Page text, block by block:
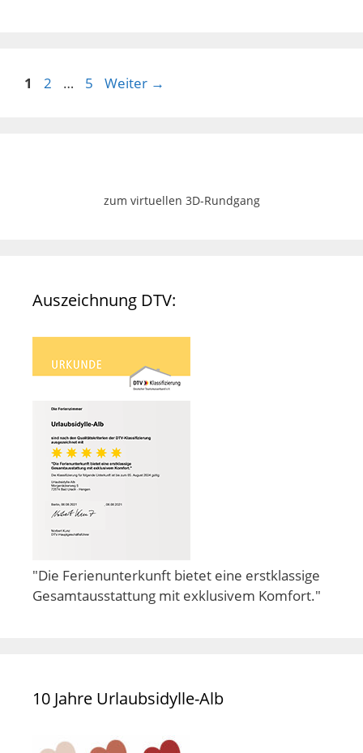
Seite
1 Seite
2 … Seite
5 Weiter →
zum virtuellen 3D-Rundgang
Auszeichnung DTV:
"Die Ferienunterkunft bietet eine erstklassige
Gesamtausstattung mit exklusivem Komfort."
10 Jahre Urlaubsidylle-Alb